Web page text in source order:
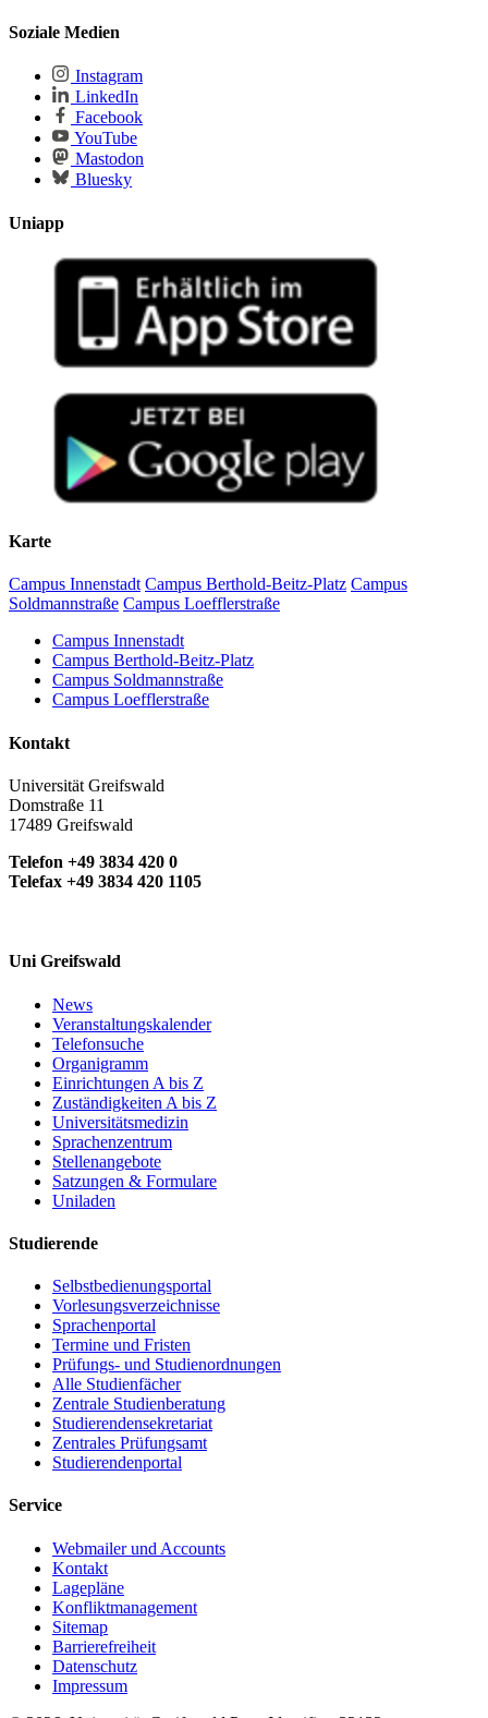
Soziale Medien
Instagram
LinkedIn
Facebook
YouTube
Mastodon
Bluesky
Uniapp
Karte
Campus Innenstadt Campus Berthold-Beitz-Platz Campus
Soldmannstraße Campus Loefflerstraße
Campus Innenstadt
Campus Berthold-Beitz-Platz
Campus Soldmannstraße
Campus Loefflerstraße
Kontakt
Universität Greifswald
Domstraße 11
17489 Greifswald
Telefon +49 3834 420 0
Telefax +49 3834 420 1105
Uni Greifswald
News
Veranstaltungskalender
Telefonsuche
Organigramm
Einrichtungen A bis Z
Zuständigkeiten A bis Z
Universitätsmedizin
Sprachenzentrum
Stellenangebote
Satzungen & Formulare
Uniladen
Studierende
Selbstbedienungsportal
Vorlesungsverzeichnisse
Sprachenportal
Termine und Fristen
Prüfungs- und Studienordnungen
Alle Studienfächer
Zentrale Studienberatung
Studierendensekretariat
Zentrales Prüfungsamt
Studierendenportal
Service
Webmailer und Accounts
Kontakt
Lagepläne
Konfliktmanagement
Sitemap
Barrierefreiheit
Datenschutz
Impressum